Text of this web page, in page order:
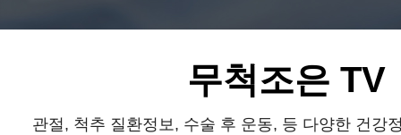
무척조은 TV
관절, 척추 질환정보, 수술 후 운동, 등 다양한 건강